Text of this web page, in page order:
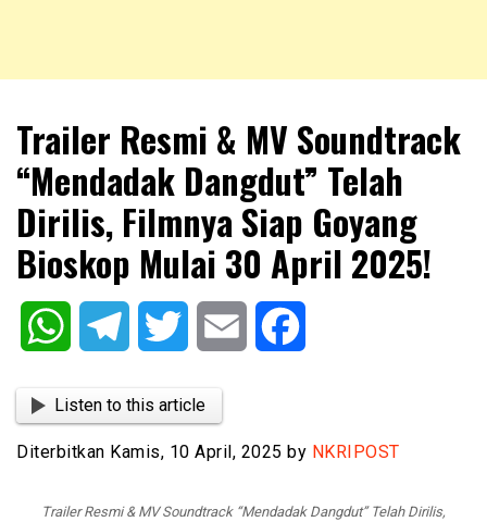
NKRIPOST
Trailer Resmi & MV Soundtrack
“Mendadak Dangdut” Telah
Dirilis, Filmnya Siap Goyang
Bioskop Mulai 30 April 2025!
WhatsAppTelegram Twitter Email
Listen to this article
Diterbitkan Kamis, 10 April, 2025 by NKRIPOST
Trailer Resmi & MV Soundtrack “Mendadak Dangdut” Telah Dirilis,